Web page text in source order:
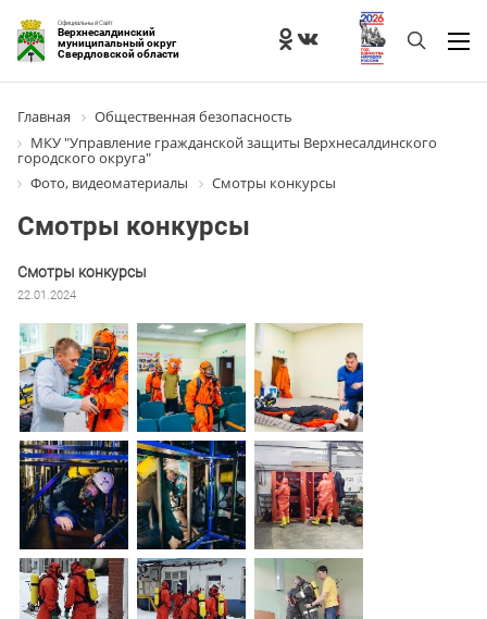
Официальный Сайт
Верхнесалдинский
муниципальный округ
Свердловской области
Главная
Общественная безопасность
МКУ "Управление гражданской защиты Верхнесалдинского
городского округа"
Фото, видеоматериалы
Смотры конкурсы
Смотры конкурсы
Смотры конкурсы
22.01.2024